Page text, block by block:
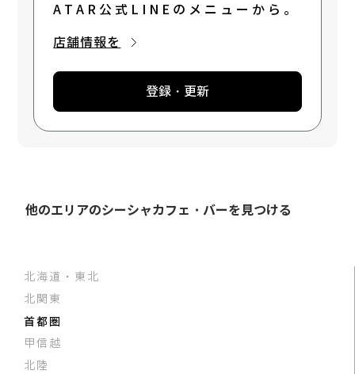
ATAR公式LINEのメニューから。
店舗情報を
登録・更新
他のエリアのシーシャカフェ・バーを見つける
北海道・東北
北関東
首都圏
甲信越
北陸